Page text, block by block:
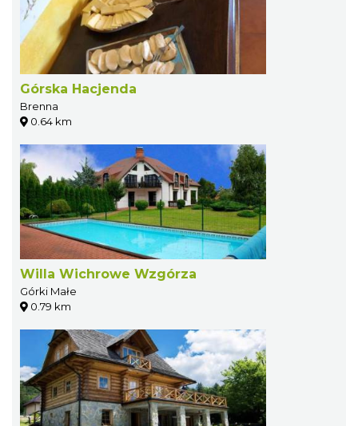
Górska Hacjenda
Brenna
0.64 km
Willa Wichrowe Wzgórza
Górki Małe
0.79 km